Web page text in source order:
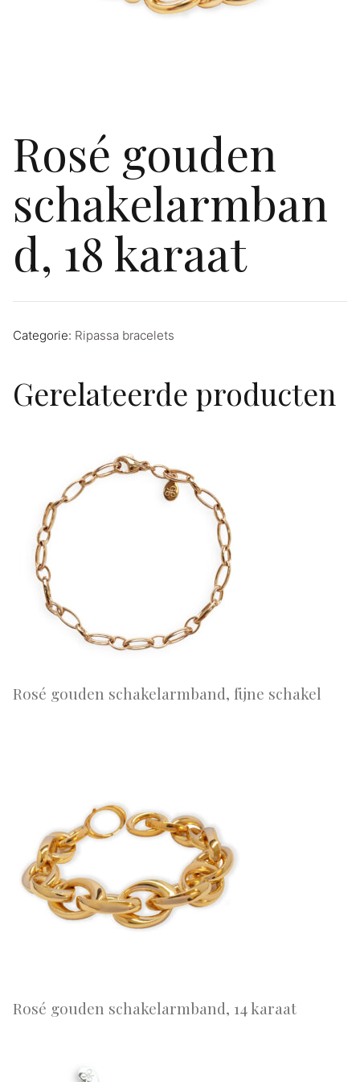
Rosé gouden
schakelarmban
d, 18 karaat
Categorie: Ripassa bracelets
Gerelateerde producten
Rosé gouden schakelarmband, fijne schakel
Rosé gouden schakelarmband, 14 karaat